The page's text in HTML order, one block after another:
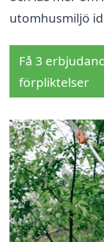
utomhusmiljö
Få 3
förpliktelser